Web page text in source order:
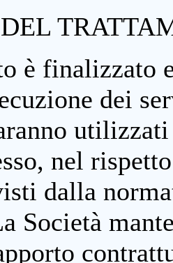
è finalizzato
dei
nel
dalla
Società